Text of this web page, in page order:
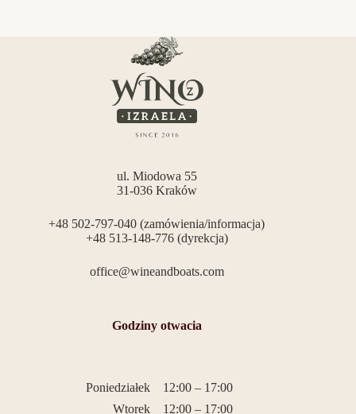
ul. Miodowa 55
31-036 Kraków
+48 502-797-040 (zamówienia/informacja)
+48 513-148-776 (dyrekcja)
office@wineandboats.com
Godziny otwacia
Poniedziałek
12:00 – 17:00
Wtorek
12:00 – 17:00